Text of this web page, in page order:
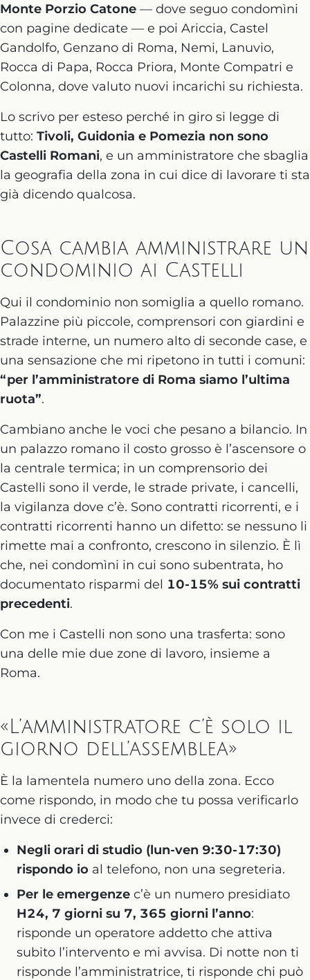
Monte Porzio Catone — dove seguo condomìni
con pagine dedicate — e poi Ariccia, Castel
Gandolfo, Genzano di Roma, Nemi, Lanuvio,
Rocca di Papa, Rocca Priora, Monte Compatri e
Colonna, dove valuto nuovi incarichi su richiesta.
Lo scrivo per esteso perché in giro si legge di
tutto: Tivoli, Guidonia e Pomezia non sono
Castelli Romani, e un amministratore che sbaglia
la geografia della zona in cui dice di lavorare ti sta
già dicendo qualcosa.
Cosa cambia amministrare un
condominio ai Castelli
Qui il condominio non somiglia a quello romano.
Palazzine più piccole, comprensori con giardini e
strade interne, un numero alto di seconde case, e
una sensazione che mi ripetono in tutti i comuni:
“per l’amministratore di Roma siamo l’ultima
ruota”.
Cambiano anche le voci che pesano a bilancio. In
un palazzo romano il costo grosso è l’ascensore o
la centrale termica; in un comprensorio dei
Castelli sono il verde, le strade private, i cancelli,
la vigilanza dove c’è. Sono contratti ricorrenti, e i
contratti ricorrenti hanno un difetto: se nessuno li
rimette mai a confronto, crescono in silenzio. È lì
che, nei condomìni in cui sono subentrata, ho
documentato risparmi del 10-15% sui contratti
precedenti.
Con me i Castelli non sono una trasferta: sono
una delle mie due zone di lavoro, insieme a
Roma.
«L’amministratore c’è solo il
giorno dell’assemblea»
È la lamentela numero uno della zona. Ecco
come rispondo, in modo che tu possa verificarlo
invece di crederci:
Negli orari di studio (lun-ven 9:30-17:30)
rispondo io al telefono, non una segreteria.
Per le emergenze c’è un numero presidiato
H24, 7 giorni su 7, 365 giorni l’anno:
risponde un operatore addetto che attiva
subito l’intervento e mi avvisa. Di notte non ti
risponde l’amministratrice, ti risponde chi può